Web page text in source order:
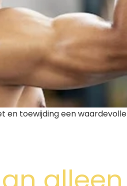
en toewijding een